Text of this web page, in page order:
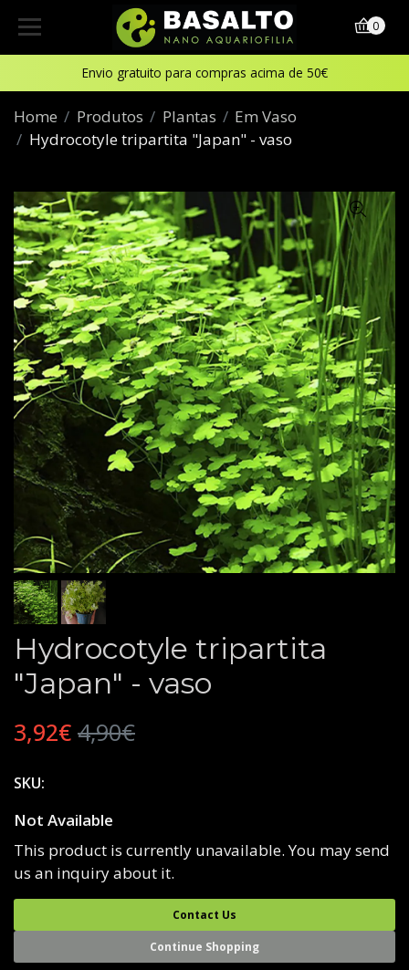
Envio gratuito para compras acima de 50€
0
Home Produtos Plantas
Em Vaso
Hydrocotyle tripartita "Japan" - vaso
Hydrocotyle tripartita
"Japan" - vaso
3,92€ 4,90€
SKU:
Not Available
This product is currently unavailable. You may send
us an inquiry about it.
Contact Us
Continue Shopping